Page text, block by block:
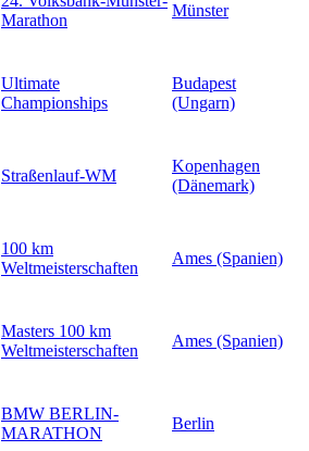
Marathon
Münster
Ultimate
Championships
Budapest
(Ungarn)
Straßenlauf-WM
Kopenhagen
(Dänemark)
100 km
Weltmeisterschaften
Ames (Spanien)
Masters 100 km
Weltmeisterschaften
Ames (Spanien)
BMW BERLIN-
MARATHON
Berlin